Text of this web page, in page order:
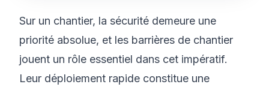
Sur un chantier, la sécurité demeure une
priorité absolue, et les barrières de chantier
jouent un rôle essentiel dans cet impératif.
Leur déploiement rapide constitue une